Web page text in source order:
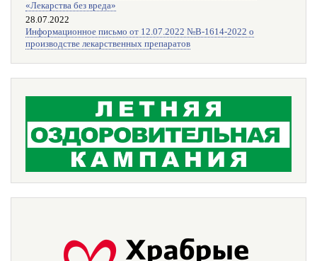
«Лекарства без вреда»
28.07.2022
Информационное письмо от 12.07.2022 №В-1614-2022 о
производстве лекарственных препаратов